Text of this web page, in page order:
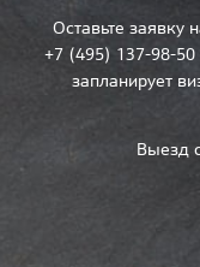
Оставьте заявку
+7 (495) 137-98-50
запланирует
Выезд